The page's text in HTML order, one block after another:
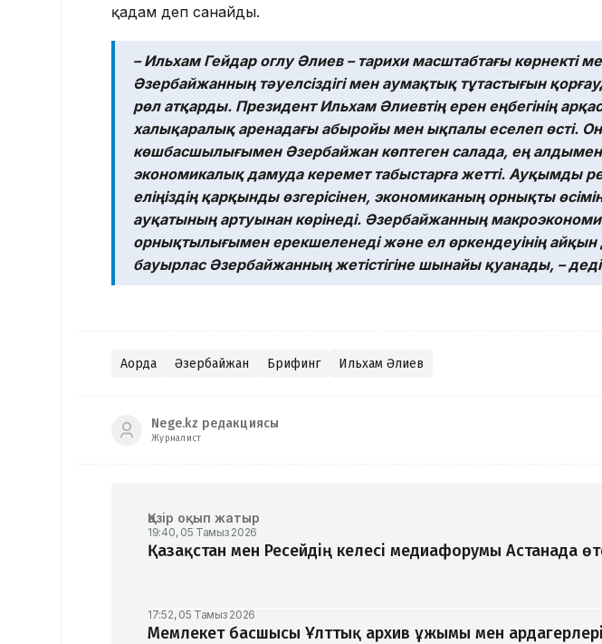
қадам деп санайды.
– Ильхам Гейдар оглу Әлиев – тарихи масштабтағы көрнекті
Әзербайжанның тәуелсіздігі мен аумақтық тұтастығын
рөл атқарды. Президент Ильхам Әлиевтің ерен еңбегінің
халықаралық аренадағы абыройы мен ықпалы еселеп өсті.
көшбасшылығымен Әзербайжан көптеген салада, ең
экономикалық дамуда керемет табыстарға жетті. Ауқымды
еліңіздің қарқынды өзгерісінен, экономиканың орнықты
ауқатының артуынан көрінеді. Әзербайжанның
орнықтылығымен ерекшеленеді және ел өркендеуінің айқын
бауырлас Әзербайжанның жетістігіне шынайы қуанады, –
Ақорда Әзербайжан Брифинг Ильхам Әлиев
Nege.kz редакциясы
Журналист
Қазір оқып жатыр
19:40, 05 Тамыз 2026
Қазақстан мен Ресейдің келесі медиафорумы Астанада
17:52, 05 Тамыз 2026
Мемлекет басшысы Ұлттық архив ұжымы мен